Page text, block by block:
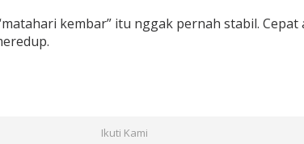
kembar” itu nggak pernah stabil. Cepat
Ikuti Kami